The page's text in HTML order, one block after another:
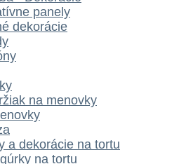
panely
dekorácie
na menovky
a dekorácie na tortu
na tortu